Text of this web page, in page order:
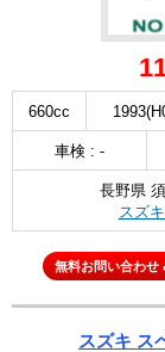
660cc
車検 : -
長野県
スズ
無料お問い合わせ
スズキ ス